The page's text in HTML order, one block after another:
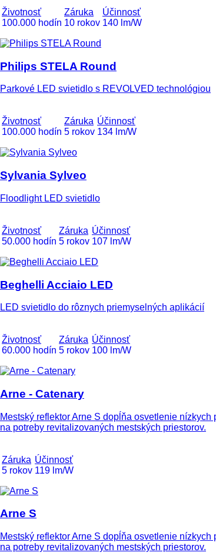
Životnosť
100.000 hodín
Záruka
10 rokov
Účinnosť
140 lm/W
Philips STELA Round
Parkové LED svietidlo s REVOLVED technológiou
Životnosť
100.000 hodín
Záruka
5 rokov
Účinnosť
134 lm/W
Sylvania Sylveo
Floodlight LED svietidlo
Životnosť
50.000 hodín
Záruka
5 rokov
Účinnosť
107 lm/W
Beghelli Acciaio LED
LED svietidlo do rôznych priemyselných aplikácií
Životnosť
60.000 hodín
Záruka
5 rokov
Účinnosť
100 lm/W
Arne - Catenary
Mestský reflektor Arne S dopĺňa osvetlenie
na potreby revitalizovaných mestských priestorov.
Záruka
5 rokov
Účinnosť
119 lm/W
Arne S
Mestský reflektor Arne S dopĺňa osvetlenie
na potreby revitalizovaných mestských priestorov.